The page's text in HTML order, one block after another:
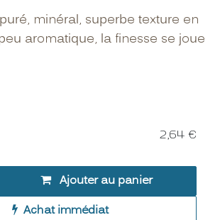
minéral, superbe texture en
aromatique, la finesse se joue
Ajouter au panier
Achat immédiat
2,64 €